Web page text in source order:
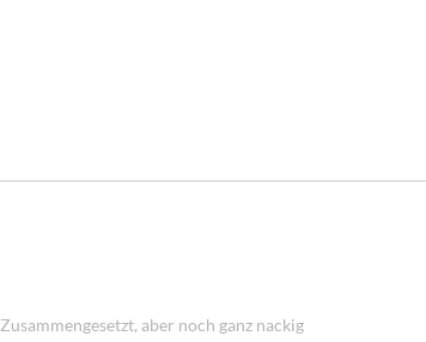
Zusammengesetzt, aber noch ganz nackig